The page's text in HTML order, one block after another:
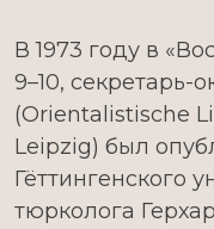
В 1973 году в
9–10, секретарь-
(Orientalistische
Leipzig) был
Гёттингенского
тюрколога